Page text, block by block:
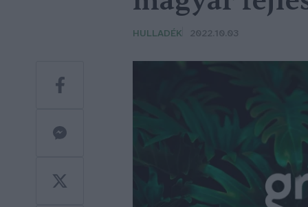
HULLADÉK 2022.10.03